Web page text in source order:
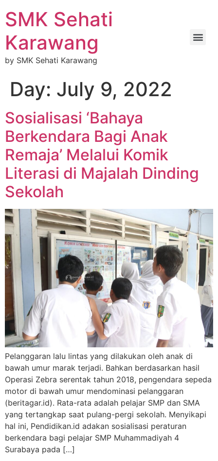
SMK Sehati
Karawang
by SMK Sehati Karawang
Day: July 9, 2022
Sosialisasi ‘Bahaya
Berkendara Bagi Anak
Remaja’ Melalui Komik
Literasi di Majalah Dinding
Sekolah
Pelanggaran lalu lintas yang dilakukan oleh anak di
bawah umur marak terjadi. Bahkan berdasarkan hasil
Operasi Zebra serentak tahun 2018, pengendara sepeda
motor di bawah umur mendominasi pelanggaran
(beritagar.id). Rata-rata adalah pelajar SMP dan SMA
yang tertangkap saat pulang-pergi sekolah. Menyikapi
hal ini, Pendidikan.id adakan sosialisasi peraturan
berkendara bagi pelajar SMP Muhammadiyah 4
Surabaya pada […]